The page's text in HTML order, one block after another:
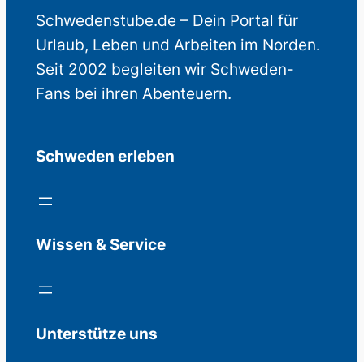
Schwedenstube.de – Dein Portal für
Urlaub, Leben und Arbeiten im Norden.
Seit 2002 begleiten wir Schweden-
Fans bei ihren Abenteuern.
Schweden erleben
Wissen & Service
Unterstütze uns